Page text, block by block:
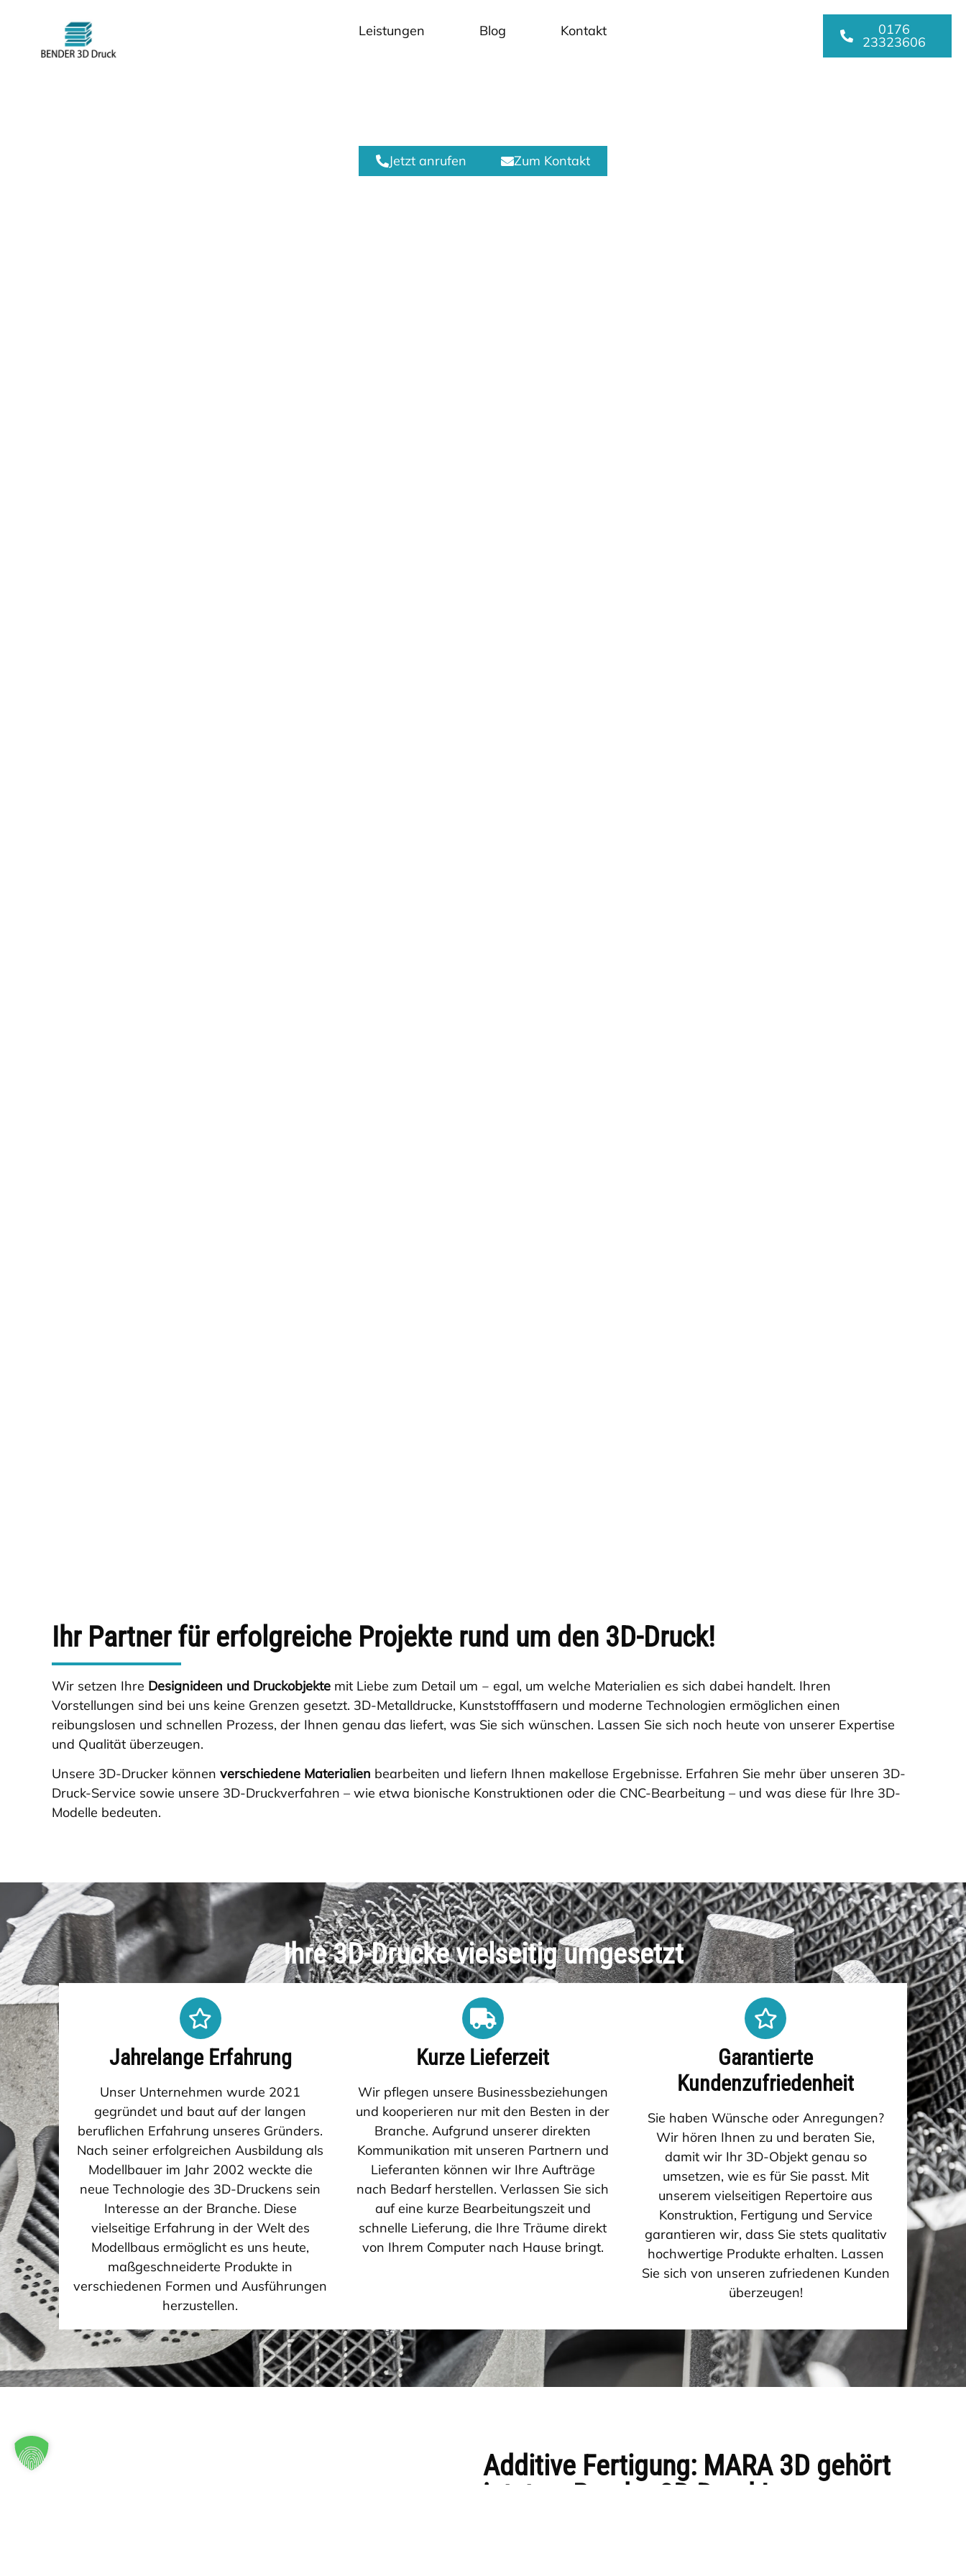
Leistungen Blog Kontakt 0176
23323606
Jetzt anrufen Zum Kontakt
Ihr Partner für erfolgreiche Projekte rund um den 3D-Druck!
Wir setzen Ihre Designideen und Druckobjekte mit Liebe zum Detail um ‒ egal, um welche Materialien es sich dabei handelt. Ihren
Vorstellungen sind bei uns keine Grenzen gesetzt. 3D-Metalldrucke, Kunststofffasern und moderne Technologien ermöglichen einen
reibungslosen und schnellen Prozess, der Ihnen genau das liefert, was Sie sich wünschen. Lassen Sie sich noch heute von unserer Expertise
und Qualität überzeugen.
Unsere 3D-Drucker können verschiedene Materialien bearbeiten und liefern Ihnen makellose Ergebnisse. Erfahren Sie mehr über unseren 3D-
Druck-Service sowie unsere 3D-Druckverfahren – wie etwa bionische Konstruktionen oder die CNC-Bearbeitung – und was diese für Ihre 3D-
Modelle bedeuten.
Ihre 3D-Drucke vielseitig umgesetzt
Jahrelange Erfahrung
Unser Unternehmen wurde 2021
gegründet und baut auf der langen
beruflichen Erfahrung unseres Gründers.
Nach seiner erfolgreichen Ausbildung als
Modellbauer im Jahr 2002 weckte die
neue Technologie des 3D-Druckens sein
Interesse an der Branche. Diese
vielseitige Erfahrung in der Welt des
Modellbaus ermöglicht es uns heute,
maßgeschneiderte Produkte in
verschiedenen Formen und Ausführungen
herzustellen.
Kurze Lieferzeit
Wir pflegen unsere Businessbeziehungen
und kooperieren nur mit den Besten in der
Branche. Aufgrund unserer direkten
Kommunikation mit unseren Partnern und
Lieferanten können wir Ihre Aufträge
nach Bedarf herstellen. Verlassen Sie sich
auf eine kurze Bearbeitungszeit und
schnelle Lieferung, die Ihre Träume direkt
von Ihrem Computer nach Hause bringt.
Garantierte
Kundenzufriedenheit
Sie haben Wünsche oder Anregungen?
Wir hören Ihnen zu und beraten Sie,
damit wir Ihr 3D-Objekt genau so
umsetzen, wie es für Sie passt. Mit
unserem vielseitigen Repertoire aus
Konstruktion, Fertigung und Service
garantieren wir, dass Sie stets qualitativ
hochwertige Produkte erhalten. Lassen
Sie sich von unseren zufriedenen Kunden
überzeugen!
Additive Fertigung: MARA 3D gehört
jetzt zu Bender 3D Druck!